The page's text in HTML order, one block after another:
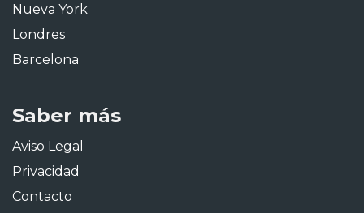
Nueva York
Londres
Barcelona
Saber más
Aviso Legal
Privacidad
Contacto